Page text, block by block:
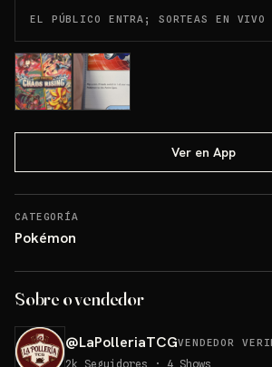
EL PÚBLICO ENTRA; SORTEAS EN VIVO
Ver en App
CATEGORÍA
Pokémon
Sobre o vendedor
@LaPolleriaTCGVENDEDOR
2k Seguidores · 4 Shows